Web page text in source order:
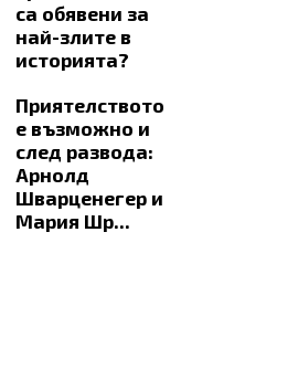
са обявени за
най-злите в
историята?
Приятелството
е възможно и
след развода:
Арнолд
Шварценегер и
Мария Шр...